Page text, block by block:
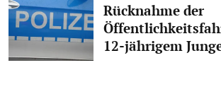
Rücknahme der
12-jährigem